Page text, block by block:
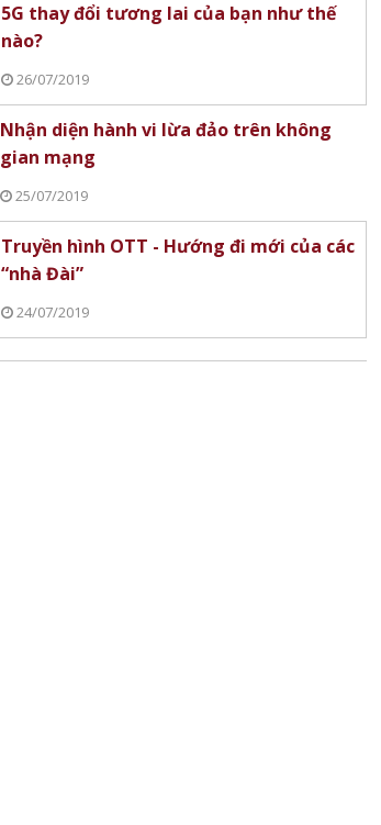
5G thay đổi tương lai của bạn như thế
nào?
26/07/2019
Nhận diện hành vi lừa đảo trên không
gian mạng
25/07/2019
Truyền hình OTT - Hướng đi mới của các
“nhà Đài”
24/07/2019